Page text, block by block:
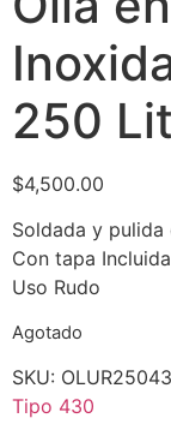
250
$4,500.00
Soldada y pulida
Con tapa Incluida
Uso Rudo
Agotado
SKU:
Tipo 430